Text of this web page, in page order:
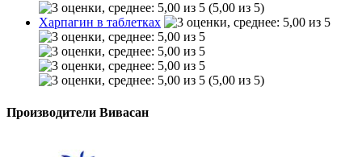
(5,00 из 5)
Харпагин в таблетках
(5,00 из 5)
Производители Вивасан